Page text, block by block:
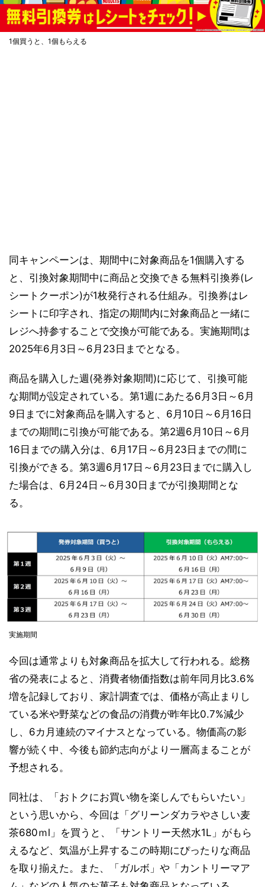
1個買うと、1個もらえる
同キャンペーンは、期間中に対象商品を1個購入する
と、引換対象期間中に商品と交換できる無料引換券(レ
シートクーポン)が1枚発行される仕組み。引換券はレ
シートに印字され、指定の期間内に対象商品と一緒に
レジへ持参することで交換が可能である。実施期間は
2025年6月3日～6月23日までとなる。
商品を購入した週(発券対象期間)に応じて、引換可能
な期間が設定されている。第1週にあたる6月3日～6月
9日までに対象商品を購入すると、6月10日～6月16日
までの期間に引換が可能である。第2週6月10日～6月
16日までの購入分は、6月17日～6月23日までの間に
引換ができる。第3週6月17日～6月23日までに購入し
た場合は、6月24日～6月30日までが引換期間とな
る。
実施期間
今回は通常よりも対象商品を拡大して行われる。総務
省の発表によると、消費者物価指数は前年同月比3.6%
増を記録しており、家計調査では、価格が高止まりし
ている米や野菜などの食品の消費が昨年比0.7%減少
し、6カ月連続のマイナスとなっている。物価高の影
響が続く中、今後も節約志向がより一層高まることが
予想される。
同社は、「おトクにお買い物を楽しんでもらいたい」
という思いから、今回は「グリーンダカラやさしい麦
茶680ｍl」を買うと、「サントリー天然水1L」がもら
えるなど、気温が上昇するこの時期にぴったりな商品
を取り揃えた。また、「ガルボ」や「カントリーマア